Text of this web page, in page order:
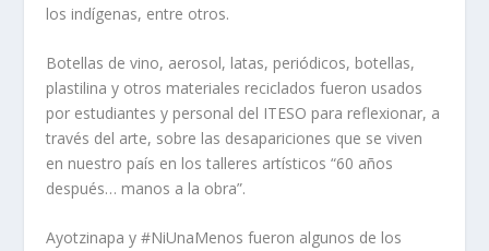
los indígenas, entre otros.
Botellas de vino, aerosol, latas, periódicos, botellas,
plastilina y otros materiales reciclados fueron usados
por estudiantes y personal del ITESO para reflexionar, a
través del arte, sobre las desapariciones que se viven
en nuestro país en los talleres artísticos “60 años
después… manos a la obra”.
Ayotzinapa y #NiUnaMenos fueron algunos de los